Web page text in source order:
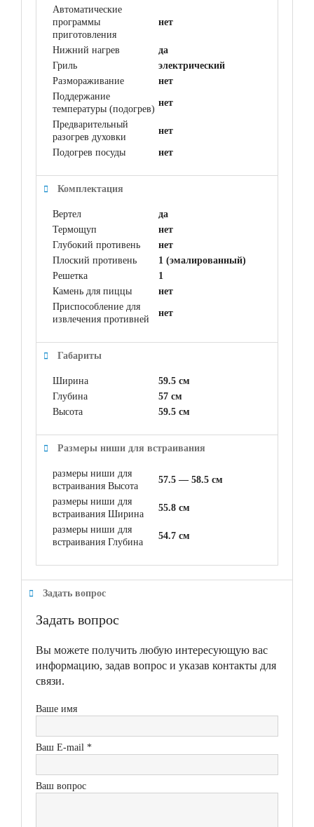
Автоматические
программы
приготовления
нет
Нижний нагрев
да
Гриль
электрический
Размораживание
нет
Поддержание
температуры (подогрев)
нет
Предварительный
разогрев духовки
нет
Подогрев посуды нет
Комплектация
Вертел
да
Термощуп
нет
Глубокий противень
нет
Плоский противень
1 (эмалированный)
Решетка
1
Камень для пиццы
нет
Приспособление для
извлечения противней
нет
Габариты
Ширина
59.5 см
Глубина
57 см
Высота
59.5 см
Размеры ниши для встраивания
размеры ниши для
встраивания Высота
57.5 — 58.5 см
размеры ниши для
встраивания Ширина
55.8 см
размеры ниши для
встраивания Глубина
54.7 см
Задать вопрос
Задать вопрос
Вы можете получить любую интересующую вас
информацию, задав вопрос и указав контакты для
связи.
Ваше имя
Ваш E-mail *
Ваш вопрос